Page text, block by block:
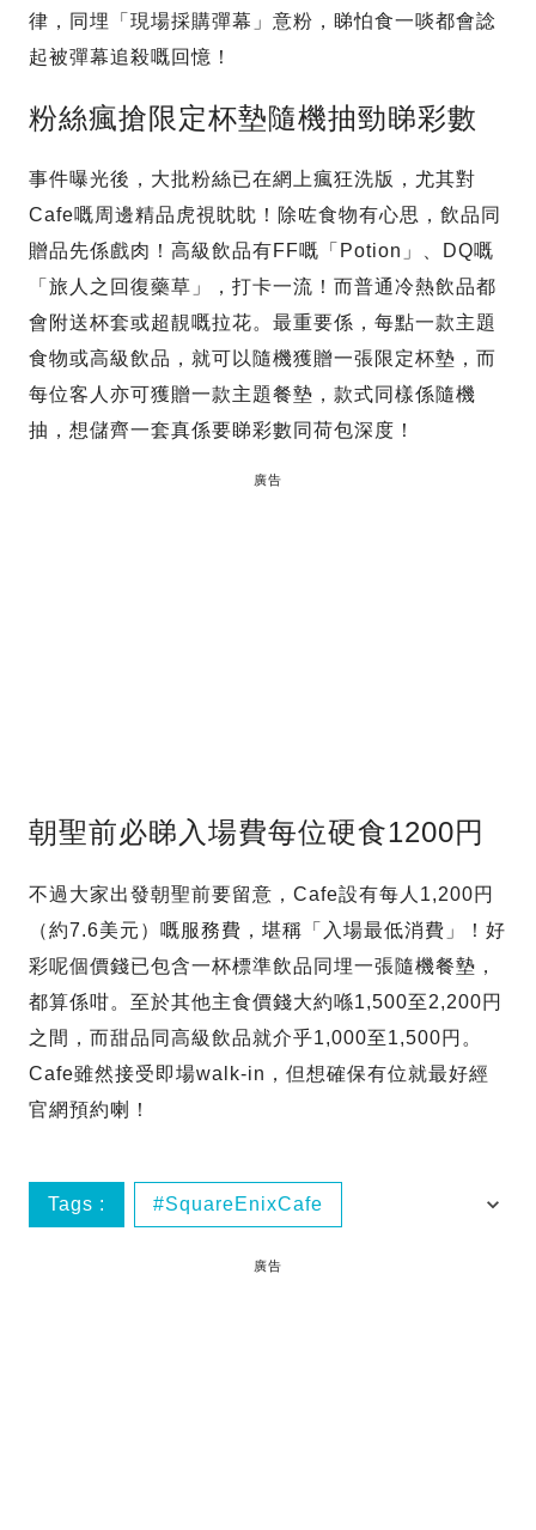
律，同埋「現場採購彈幕」意粉，睇怕食一啖都會諗
起被彈幕追殺嘅回憶！
粉絲瘋搶限定杯墊隨機抽勁睇彩數
事件曝光後，大批粉絲已在網上瘋狂洗版，尤其對
Cafe嘅周邊精品虎視眈眈！除咗食物有心思，飲品同
贈品先係戲肉！高級飲品有FF嘅「Potion」、DQ嘅
「旅人之回復藥草」，打卡一流！而普通冷熱飲品都
會附送杯套或超靚嘅拉花。最重要係，每點一款主題
食物或高級飲品，就可以隨機獲贈一張限定杯墊，而
每位客人亦可獲贈一款主題餐墊，款式同樣係隨機
抽，想儲齊一套真係要睇彩數同荷包深度！
廣告
朝聖前必睇入場費每位硬食1200円
不過大家出發朝聖前要留意，Cafe設有每人1,200円
（約7.6美元）嘅服務費，堪稱「入場最低消費」！好
彩呢個價錢已包含一杯標準飲品同埋一張隨機餐墊，
都算係咁。至於其他主食價錢大約喺1,500至2,200円
之間，而甜品同高級飲品就介乎1,000至1,500円。
Cafe雖然接受即場walk-in，但想確保有位就最好經
官網預約喇！
Tags : SquareEnixCafe
東京美食
廣告